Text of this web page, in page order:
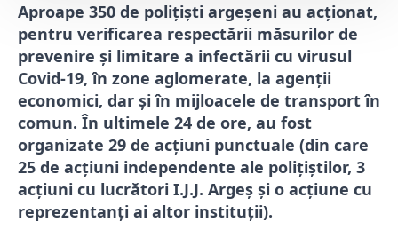
Aproape 350 de polițiști argeșeni au acționat,
pentru verificarea respectării măsurilor de
prevenire și limitare a infectării cu virusul
Covid-19, în zone aglomerate, la agenții
economici, dar şi în mijloacele de transport în
comun. În ultimele 24 de ore, au fost
organizate 29 de acțiuni punctuale (din care
25 de acțiuni independente ale polițiștilor, 3
acțiuni cu lucrători I.J.J. Argeș și o acțiune cu
reprezentanți ai altor instituții).